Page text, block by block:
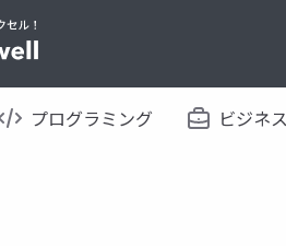
プログラミング ビジネス